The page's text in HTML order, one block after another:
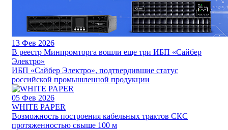
13 Фев 2026
В реестр Минпромторга вошли еще три ИБП «Сайбер
Электро»
ИБП «Сайбер Электро», подтвердившие статус
российской промышленной продукции
05 Фев 2026
WHITE PAPER
Возможность построения кабельных трактов СКС
протяженностью свыше 100 м